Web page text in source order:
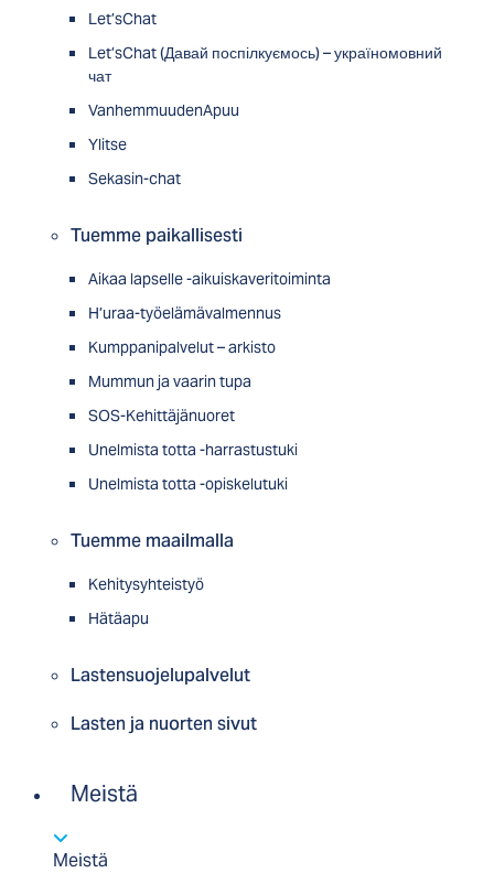
Let’sChat
Let’sChat (Давай поспілкуємось) – україномовний
чат
VanhemmuudenApuu
Ylitse
Sekasin-chat
Tuemme paikallisesti
Aikaa lapselle -aikuiskaveritoiminta
H’uraa-työelämävalmennus
Kumppanipalvelut – arkisto
Mummun ja vaarin tupa
SOS-Kehittäjänuoret
Unelmista totta -harrastustuki
Unelmista totta -opiskelutuki
Tuemme maailmalla
Kehitysyhteistyö
Hätäapu
Lastensuojelupalvelut
Lasten ja nuorten sivut
Meistä
Meistä